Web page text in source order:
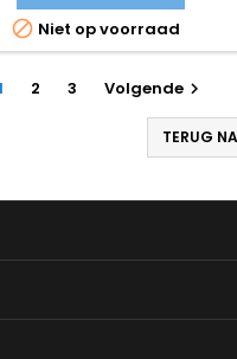
 Niet op voorraad
2 3 Volgende
TERUG